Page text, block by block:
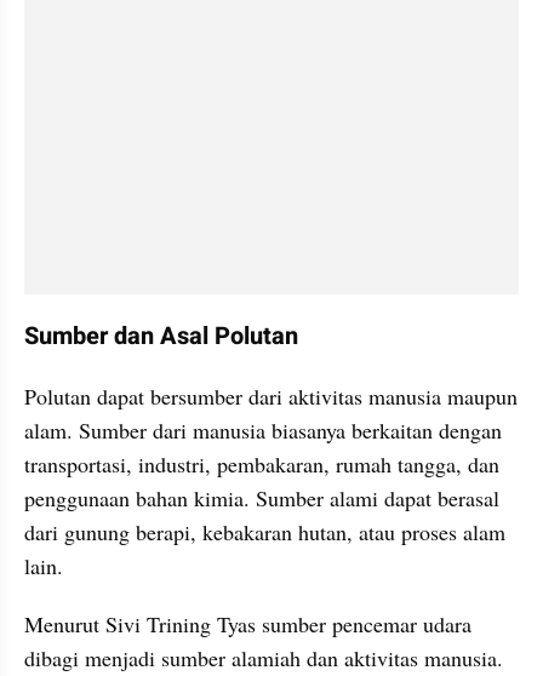
Sumber dan Asal Polutan
Polutan dapat bersumber dari aktivitas manusia maupun
alam. Sumber dari manusia biasanya berkaitan dengan
transportasi, industri, pembakaran, rumah tangga, dan
penggunaan bahan kimia. Sumber alami dapat berasal
dari gunung berapi, kebakaran hutan, atau proses alam
lain.
Menurut Sivi Trining Tyas sumber pencemar udara
dibagi menjadi sumber alamiah dan aktivitas manusia.